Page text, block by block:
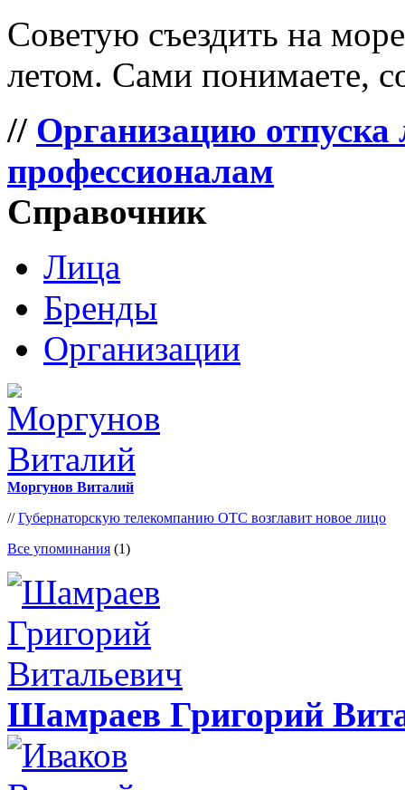
Советую съездить на
летом. Сами понимаете,
// Организацию отпуска
профессионалам
Справочник
Лица
Бренды
Организации
Моргунов Виталий
//Губернаторскую телекомпанию ОТС возглавит новое лицо
Все упоминания (1)
Шамраев Григорий